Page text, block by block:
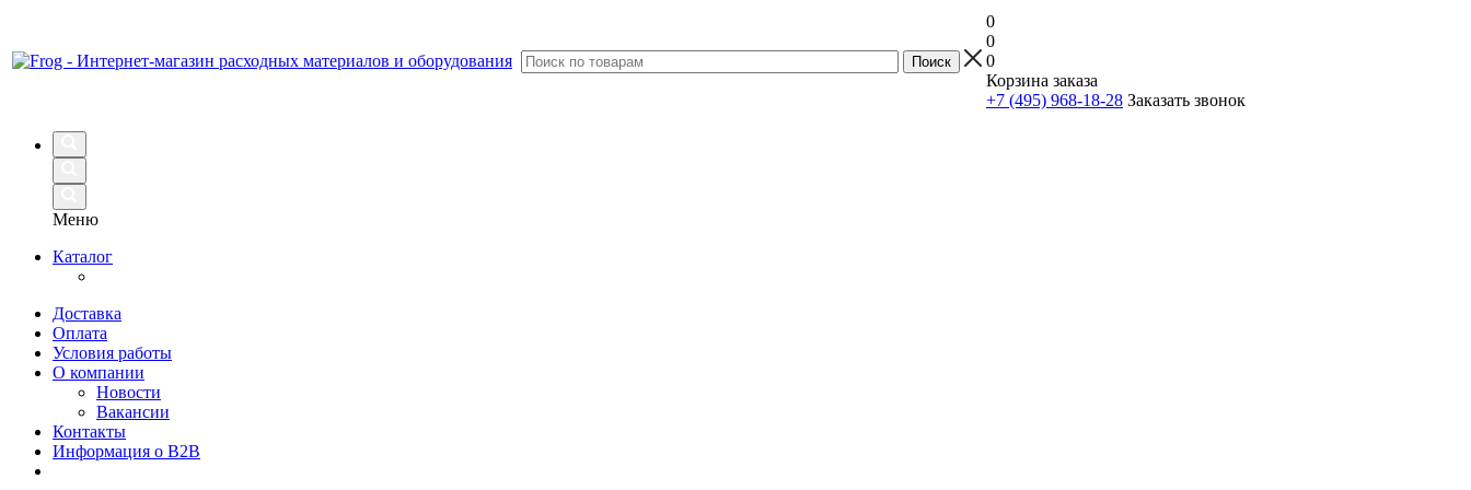
0
0
0
Корзина заказа
+7 (495) 968-18-28 Заказать звонок
Меню
Каталог
Доставка
Оплата
Условия работы
О компании
Новости
Вакансии
Контакты
Информация о B2B